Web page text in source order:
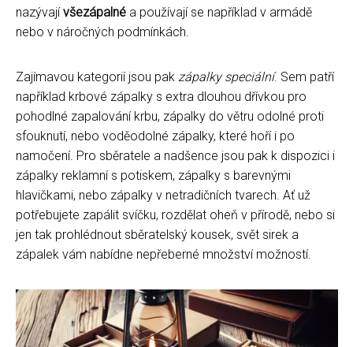
nazývajívšezápalné a používají se například v armádě
nebo v náročných podmínkách.
Zajímavou kategorií jsou pak zápalky speciální. Sem patří
například krbové zápalky s extra dlouhou dřívkou pro
pohodlné zapalování krbu, zápalky do větru odolné proti
sfouknutí, nebo voděodolné zápalky, které hoří i po
namočení. Pro sběratele a nadšence jsou pak k dispozici i
zápalky reklamní s potiskem, zápalky s barevnými
hlavičkami, nebo zápalky v netradičních tvarech. Ať už
potřebujete zapálit svíčku, rozdělat oheň v přírodě, nebo si
jen tak prohlédnout sběratelský kousek, svět sirek a
zápalek vám nabídne nepřeberné množství možností.